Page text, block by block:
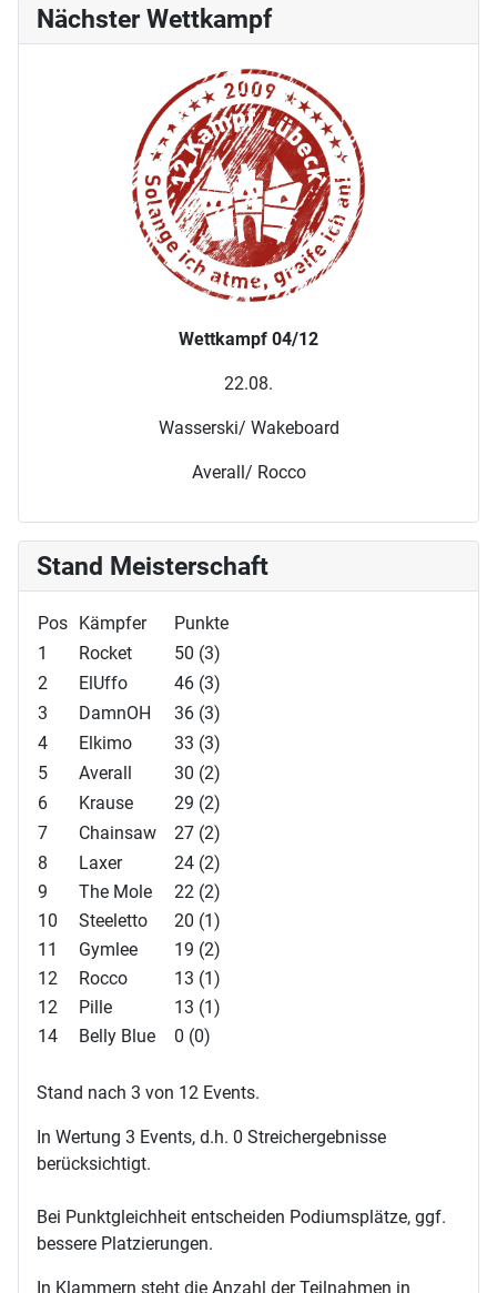
Nächster Wettkampf
Wettkampf 04/12
22.08.
Wasserski/ Wakeboard
Averall/ Rocco
Stand Meisterschaft
Pos Kämpfer
Punkte
1
Rocket
50 (3)
2
ElUffo
46 (3)
3
DamnOH
36 (3)
4
Elkimo
33 (3)
5
Averall
30 (2)
6
Krause
29 (2)
7
Chainsaw
27 (2)
8
Laxer
24 (2)
9
The Mole
22 (2)
10
Steeletto
20 (1)
11
Gymlee
19 (2)
12
Rocco
13 (1)
12
Pille
13 (1)
14
Belly Blue 0 (0)
Stand nach 3 von 12 Events.
In Wertung 3 Events, d.h. 0 Streichergebnisse
berücksichtigt.
Bei Punktgleichheit entscheiden Podiumsplätze, ggf.
bessere Platzierungen.
In Klammern steht die Anzahl der Teilnahmen in